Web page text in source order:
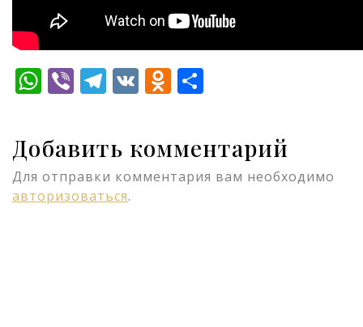
WhatsApp
ViberTelegram
VKOdnoklassniki
Добавить комментарий
Для отправки комментария вам необходимо
авторизоваться.